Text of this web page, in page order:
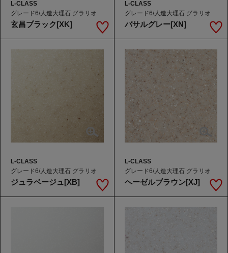
L-CLASS
グレード6/人造大理石 グラリオ
玄昌ブラック[XK]
L-CLASS
グレード6/人造大理石 グラリオ
バサルグレー[XN]
L-CLASS
グレード6/人造大理石 グラリオ
ジュラベージュ[XB]
L-CLASS
グレード6/人造大理石 グラリオ
ヘーゼルブラウン[XJ]